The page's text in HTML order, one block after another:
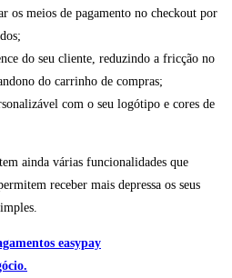
os meios de pagamento no checkout por
do seu cliente, reduzindo a fricção no
do carrinho de compras;
com o seu logótipo e cores de
ainda várias funcionalidades que
receber mais depressa os seus
easypay